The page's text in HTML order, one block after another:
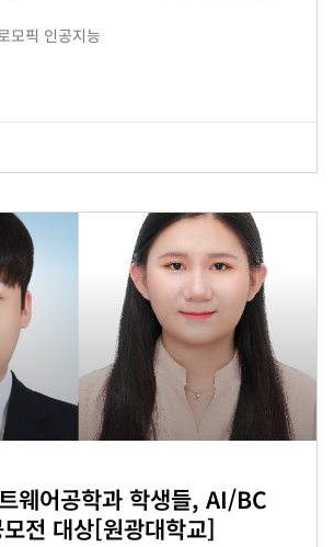
모픽 인공지능
웨어공학과 학생들, AI/BC
전 대상[원광대학교]